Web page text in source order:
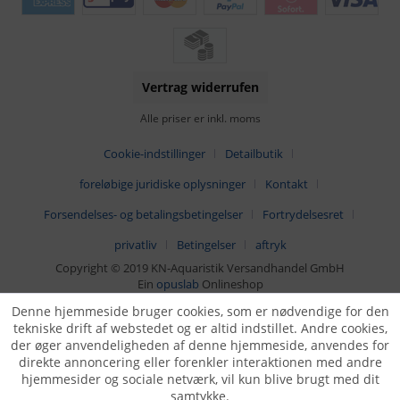
Vertrag widerrufen
Alle priser er inkl. moms
Cookie-indstillinger
Detailbutik
foreløbige juridiske oplysninger
Kontakt
Forsendelses- og betalingsbetingelser
Fortrydelsesret
privatliv
Betingelser
aftryk
Copyright © 2019 KN-Aquaristik Versandhandel GmbH
Ein opuslab Onlineshop
Denne hjemmeside bruger cookies, som er nødvendige for den
tekniske drift af webstedet og er altid indstillet. Andre cookies,
der øger anvendeligheden af denne hjemmeside, anvendes for
direkte annoncering eller forenkler interaktionen med andre
hjemmesider og sociale netværk, vil kun blive brugt med dit
samtykke.